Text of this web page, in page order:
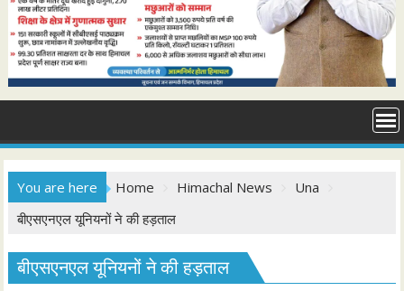
You are here Home Himachal News
Una
बीएसएनएल यूनियनों ने की हड़ताल
बीएसएनएल यूनियनों ने की हड़ताल